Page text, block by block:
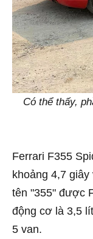
Có thể thấy,
Ferrari F355
khoảng 4,7
tên "355" được
động cơ là 3,5
5 van.